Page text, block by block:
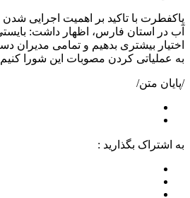
پاکفطرت با تاکید بر اهمیت اجرایی
آب در استان فارس، اظهار داشت:
اختیار بیشتری بدهیم و تمامی مدیران
به عملیاتی کردن مصوبات این شورا
/پایان متن/
به اشتراک بگذارید :